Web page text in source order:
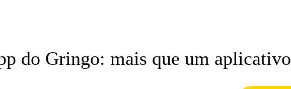
do Gringo: mais que um aplicativo